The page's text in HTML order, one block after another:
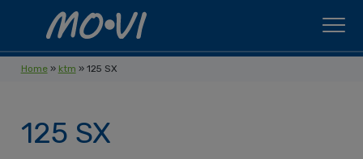
Home» ktm » 125 SX
125 SX